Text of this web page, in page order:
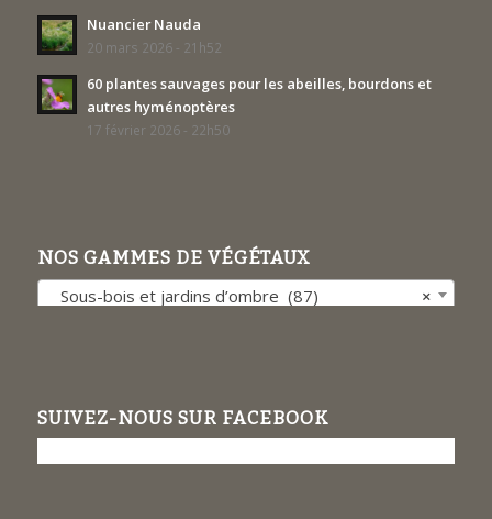
Nuancier Nauda
20 mars 2026 - 21h52
60 plantes sauvages pour les abeilles, bourdons et
autres hyménoptères
17 février 2026 - 22h50
NOS GAMMES DE VÉGÉTAUX
×
Sous-bois et jardins d’ombre (87)
SUIVEZ-NOUS SUR FACEBOOK